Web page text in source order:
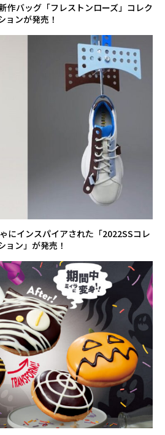
作バッグ「フレストンローズ」コレク
ョンが発売！
にインスパイアされた「2022SSコレ
ョン」が発売！